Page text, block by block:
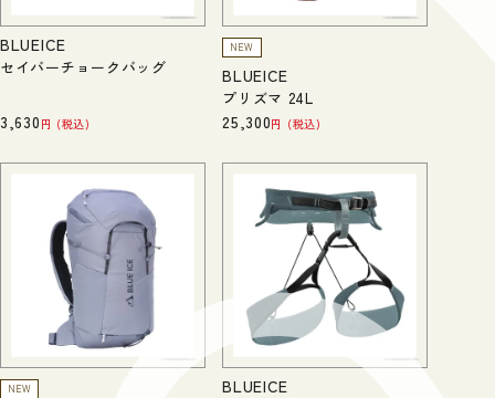
BLUEICE
セイバーチョークバッグ
3,630 税込
NEW
BLUEICE
プリズマ 24L
25,300 税込
NEW BLUEICE